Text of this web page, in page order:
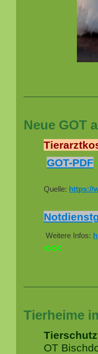
Neue GOT
GOT-PDF
Quelle: https://
Weitere Infos:
<<<
Tierheime
OT